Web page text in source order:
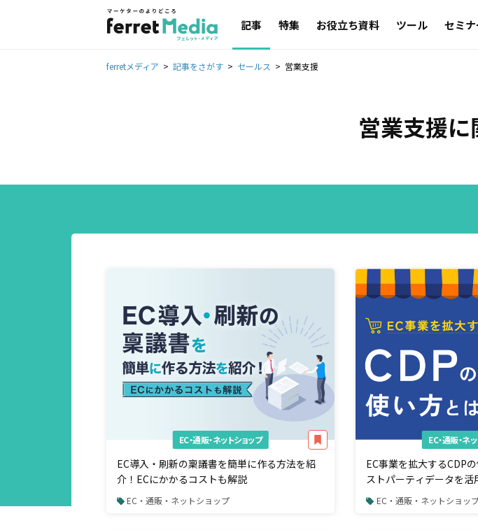
記事 特集 お役立ち資料 ツール セミナ
ferretメディア 記事をさがす セールス 営業支援
営業支援
EC・通販・ネットショップ
EC導入・刷新の稟議書を簡単に作る方法を紹
介！ECにかかるコストも解説
EC・通販・ネットショップ
EC・通販・ネ
EC事業を拡大するCDP
ストパーティデータを
EC・通販・ネットショッ